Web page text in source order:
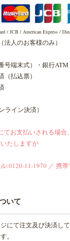
/ JCB / American Express /
法人のお客様のみ）
号端末式）・銀行
（払込票）
ライン決済）
てお支払いされる場合
たしますが
:0120-11-1970 ／ 携
いて
にて注文及び決済し
。